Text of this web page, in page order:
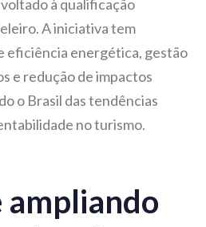
voltado à qualificação
A iniciativa tem
eficiência energética, gestão
e redução de impactos
o Brasil das tendências
no turismo.
ampliando